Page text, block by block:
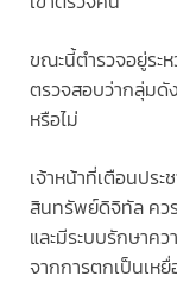
ขณะนี้ตำรวจอยู่ระ
ตรวจสอบว่ากลุ่มดั
หรือไม่
เจ้าหน้าที่เตือนปร
สินทรัพย์ดิจิทัล คว
และมีระบบรักษาค
จากการตกเป็นเห